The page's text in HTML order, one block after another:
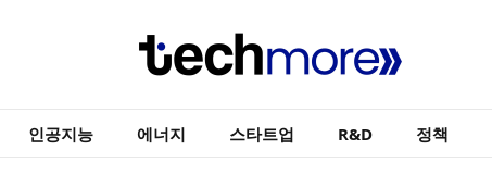
인공지능 에너지 스타트업 R&D 정책